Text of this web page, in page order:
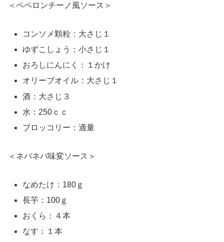
＜ペペロンチーノ風ソース＞
コンソメ顆粒：大さじ１
ゆずこしょう：小さじ１
おろしにんにく：１かけ
オリーブオイル：大さじ１
酒：大さじ３
水：250ｃｃ
ブロッコリー：適量
＜ネバネバ味変ソース＞
なめたけ：180ｇ
長芋：100ｇ
おくら：４本
なす：１本